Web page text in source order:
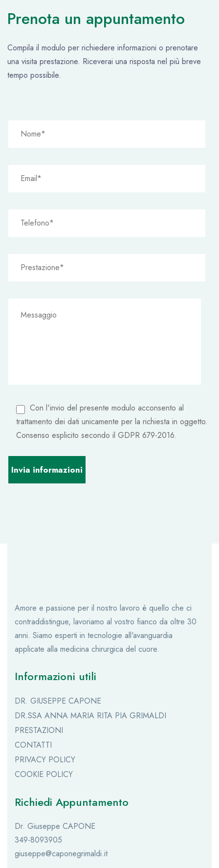
Prenota un appuntamento
Compila il modulo per richiedere informazioni o prenotare
una visita prestazione. Riceverai una risposta nel più breve
tempo possibile.
Con l'invio del presente modulo acconsento al
trattamento dei dati unicamente per la richiesta in oggetto.
Consenso esplicito secondo il GDPR 679-2016.
Amore e passione per il nostro lavoro è quello che ci
contraddistingue, lavoriamo al vostro fianco da oltre 30
anni. Siamo esperti in tecnologie all'avanguardia
applicate alla medicina chirurgica del cuore.
Informazioni utili
DR. GIUSEPPE CAPONE
DR.SSA ANNA MARIA RITA PIA GRIMALDI
PRESTAZIONI
CONTATTI
PRIVACY POLICY
COOKIE POLICY
Richiedi Appuntamento
Dr. Giuseppe CAPONE
349-8093905
giuseppe@caponegrimaldi.it